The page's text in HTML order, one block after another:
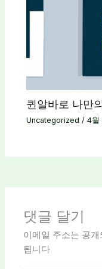
퀸알바로 나만
Uncategorized /4월
댓글 달기
이메일 주소는 공
됩니다